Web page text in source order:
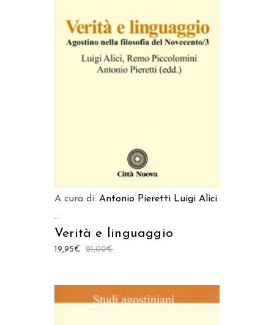
AGGIUNGI AL CARRELLO
A cura di: Antonio Pieretti Luigi Alici
...
Verità e linguaggio
21,00€
19,95€